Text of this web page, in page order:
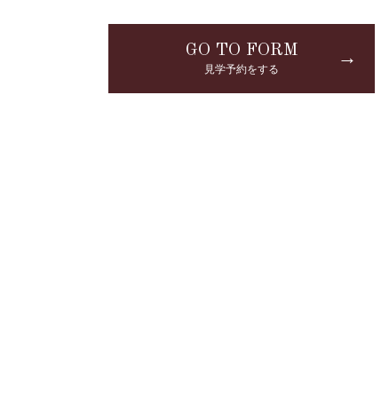
GO TO FORM
見学予約をする
→